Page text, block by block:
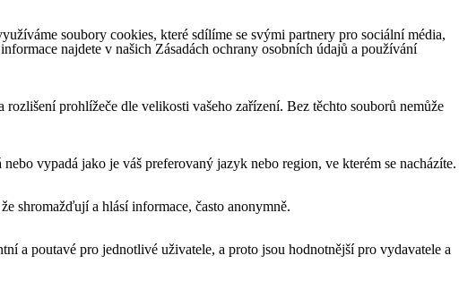
soubory cookies, které sdílíme se svými partnery pro sociální média,
najdete v našich Zásadách ochrany osobních údajů a používání
prohlížeče dle velikosti vašeho zařízení. Bez těchto souborů nemůže
vypadá jako je váš preferovaný jazyk nebo region, ve kterém se nacházíte.
shromažďují a hlásí informace, často anonymně.
a poutavé pro jednotlivé uživatele, a proto jsou hodnotnější pro vydavatele a